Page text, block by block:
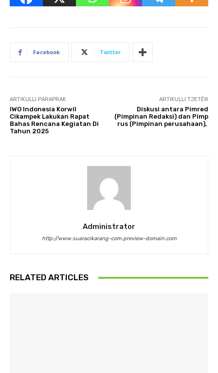
Facebook Twitter
ARTIKULLI PARAPRAK
IWO Indonesia Korwil
Cikampek Lakukan Rapat
Bahas Rencana Kegiatan Di
Tahun 2025
ARTIKULLI TJETËR
Diskusi antara Pimred
(Pimpinan Redaksi) dan Pimp
rus (Pimpinan perusahaan),
Administrator
http://www.suaracikarang-com.preview-domain.com
RELATED ARTICLES